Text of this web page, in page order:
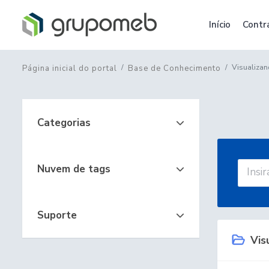
Início
Página inicial do portal Base de Conhecimento
Categorias
Nuvem de tags
Suporte